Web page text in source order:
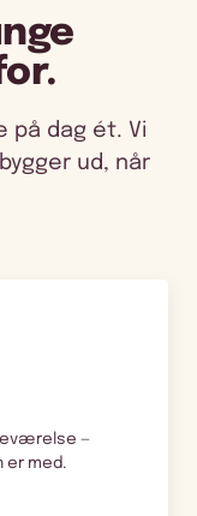
på dag ét. Vi
ud, når
—
er med.